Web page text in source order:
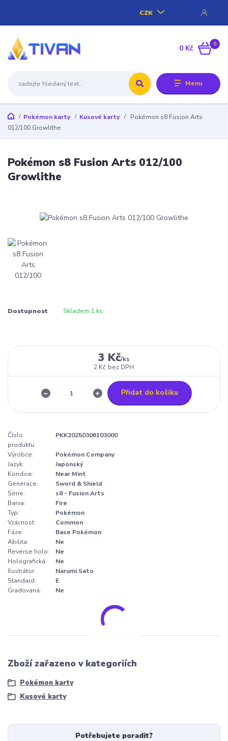
Menu
CZK
0
0 Kč
Pokémon karty Kusové karty
Pokémon s8 Fusion Arts
012/100 Growlithe
Pokémon s8 Fusion Arts 012/100
Growlithe
Dostupnost Skladem 1 ks
3 Kč/ks
2 Kč bez DPH
Přidat do košíku
Číslo
produktu:
PKK20250306103000
Výrobce:
Pokémon Company
Jazyk:
Japonský
Kondice:
Near Mint
Generace:
Sword & Shield
Série:
s8 - Fusion Arts
Barva:
Fire
Typ:
Pokémon
Vzácnost:
Common
Fáze:
Base Pokémon
Abilita:
Ne
Reverse holo:
Ne
Holografická:
Ne
Ilustrátor:
Narumi Sato
Standard:
E
Gradovaná:
Ne
Zboží zařazeno v kategoriích
Pokémon karty
Kusové karty
Potřebujete poradit?